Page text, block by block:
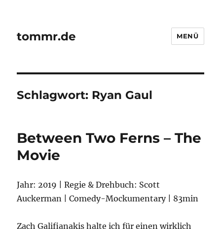
tommr.de MENÜ
Schlagwort: Ryan Gaul
Between Two Ferns – The
Movie
Jahr: 2019 | Regie & Drehbuch: Scott
Auckerman | Comedy-Mockumentary | 83min
Zach Galifianakis halte ich für einen wirklich